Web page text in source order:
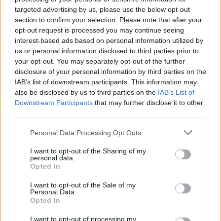
targeted advertising by us, please use the below opt-out
section to confirm your selection. Please note that after your
opt-out request is processed you may continue seeing
interest-based ads based on personal information utilized by
us or personal information disclosed to third parties prior to
your opt-out. You may separately opt-out of the further
disclosure of your personal information by third parties on the
IAB’s list of downstream participants. This information may
also be disclosed by us to third parties on the IAB’s List of
Downstream Participants that may further disclose it to other
Personal Data Processing Opt Outs
I want to opt-out of the Sharing of my
personal data.
Opted In
I want to opt-out of the Sale of my
Personal Data.
Opted In
I want to opt-out of processing my
festivalen men till nästa år blir det Carlsberg som tar
över. Falcon, Staropramen och Broooklyn är ölen
som det ska fokuseras på.